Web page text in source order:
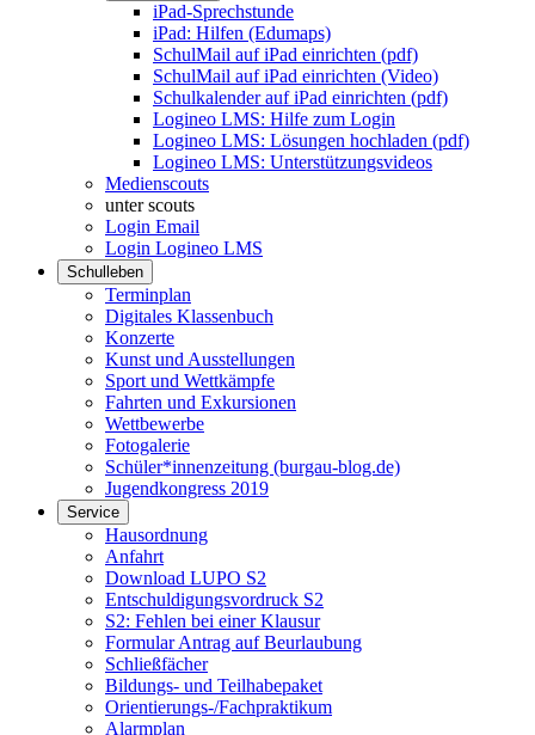
iPad-Sprechstunde
iPad: Hilfen (Edumaps)
SchulMail auf iPad einrichten (pdf)
SchulMail auf iPad einrichten (Video)
Schulkalender auf iPad einrichten (pdf)
Logineo LMS: Hilfe zum Login
Logineo LMS: Lösungen hochladen (pdf)
Logineo LMS: Unterstützungsvideos
Medienscouts
unter scouts
Login Email
Login Logineo LMS
Schulleben
Terminplan
Digitales Klassenbuch
Konzerte
Kunst und Ausstellungen
Sport und Wettkämpfe
Fahrten und Exkursionen
Wettbewerbe
Fotogalerie
Schüler*innenzeitung (burgau-blog.de)
Jugendkongress 2019
Service
Hausordnung
Anfahrt
Download LUPO S2
Entschuldigungsvordruck S2
S2: Fehlen bei einer Klausur
Formular Antrag auf Beurlaubung
Schließfächer
Bildungs- und Teilhabepaket
Orientierungs-/Fachpraktikum
Alarmplan